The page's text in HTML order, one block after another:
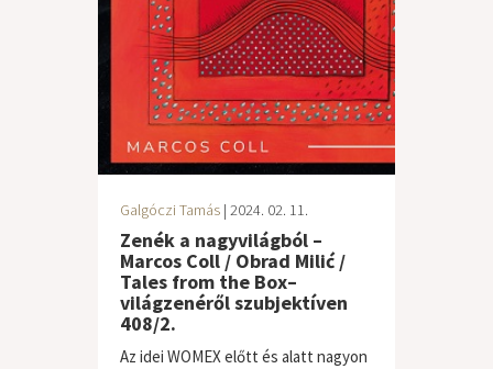
Galgóczi Tamás | 2024. 02. 11.
Zenék a nagyvilágból –
Marcos Coll / Obrad Milić /
Tales from the Box–
világzenéről szubjektíven
408/2.
Az idei WOMEX előtt és alatt nagyon